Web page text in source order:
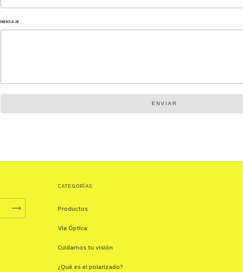
MENSAJE
ENVIAR
CATEGORÍAS
Productos
Vía Óptica
Cuidamos tu visión
¿Qué es el polarizado?